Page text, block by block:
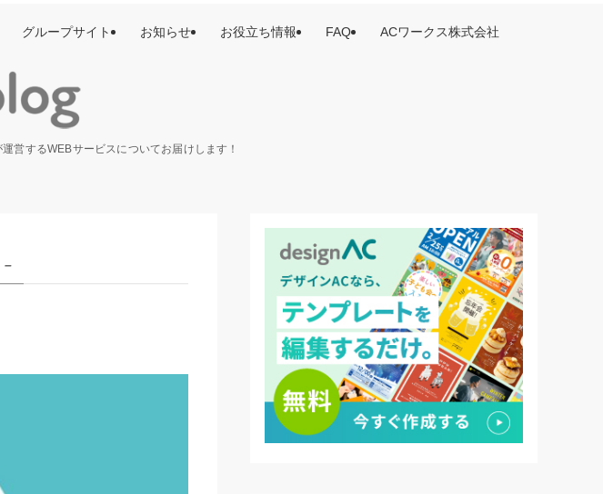
営するWEBサービスについてお届けします！
グループサイト お知らせ お役立ち情報 FAQ ACワークス株式会社
–